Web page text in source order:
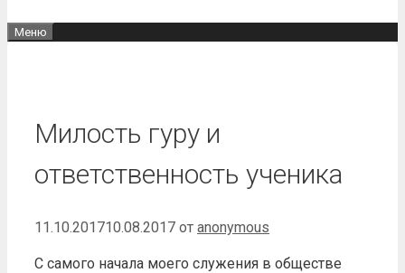
Меню
Милость гуру и
ответственность ученика
11.10.201710.08.2017 от anonymous
С самого начала моего служения в обществе